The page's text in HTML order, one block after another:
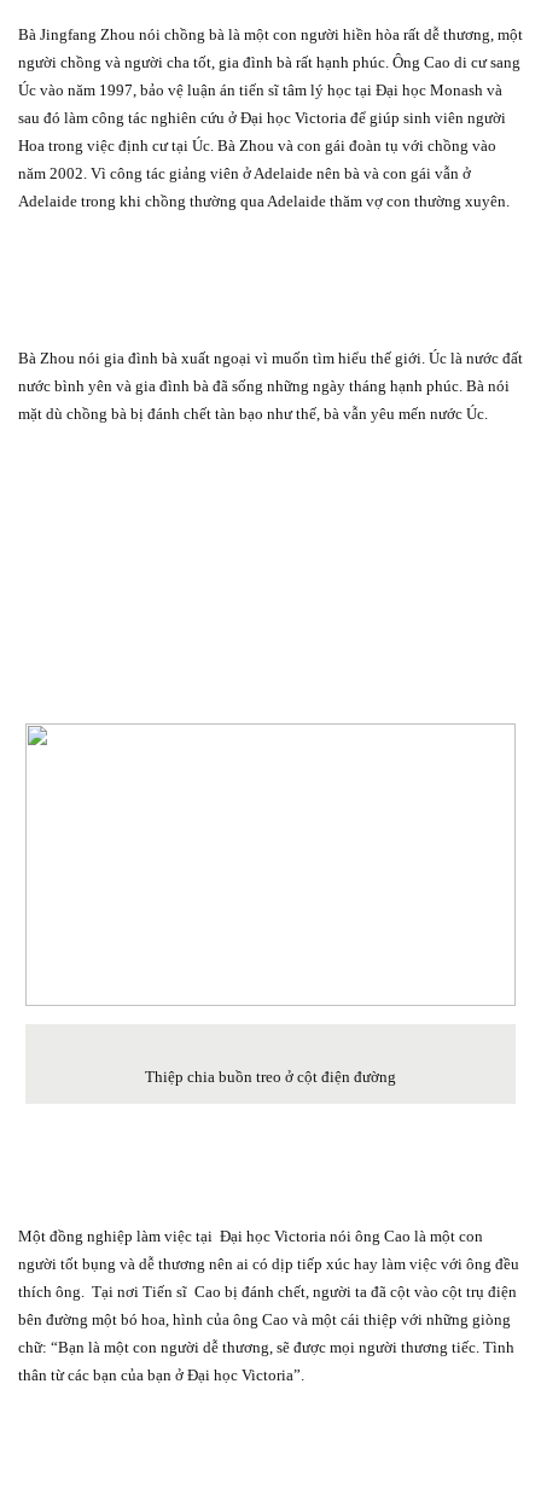
Bà Jingfang Zhou nói chồng bà là một con người hiền hòa rất dễ thương, một
người chồng và người cha tốt, gia đình bà rất hạnh phúc. Ông Cao di cư sang
Úc vào năm 1997, bảo vệ luận án tiến sĩ tâm lý học tại Đại học Monash và
sau đó làm công tác nghiên cứu ở Đại học Victoria để giúp sinh viên người
Hoa trong việc định cư tại Úc. Bà Zhou và con gái đoàn tụ với chồng vào
năm 2002. Vì công tác giảng viên ở Adelaide nên bà và con gái vẫn ở
Adelaide trong khi chồng thường qua Adelaide thăm vợ con thường xuyên.
Bà Zhou nói gia đình bà xuất ngoại vì muốn tìm hiểu thế giới. Úc là nước đất
nước bình yên và gia đình bà đã sống những ngày tháng hạnh phúc. Bà nói
mặt dù chồng bà bị đánh chết tàn bạo như thế, bà vẫn yêu mến nước Úc.
Thiệp chia buồn treo ở cột điện đường
Một đồng nghiệp làm việc tại Đại học Victoria nói ông Cao là một con
người tốt bụng và dễ thương nên ai có dịp tiếp xúc hay làm việc với ông đều
thích ông. Tại nơi Tiến sĩ Cao bị đánh chết, người ta đã cột vào cột trụ điện
bên đường một bó hoa, hình của ông Cao và một cái thiệp với những giòng
chữ: “Bạn là một con người dễ thương, sẽ được mọi người thương tiếc. Tình
thân từ các bạn của bạn ở Đại học Victoria”.